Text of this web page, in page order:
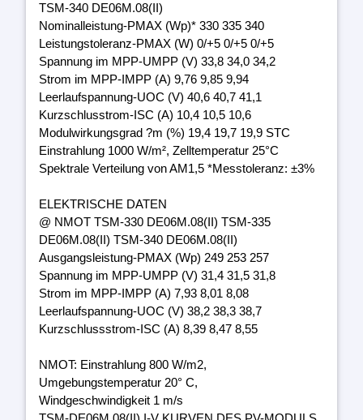
TSM-340 DE06M.08(II)
Nominalleistung-PMAX (Wp)* 330 335 340
Leistungstoleranz-PMAX (W) 0/+5 0/+5 0/+5
Spannung im MPP-UMPP (V) 33,8 34,0 34,2
Strom im MPP-IMPP (A) 9,76 9,85 9,94
Leerlaufspannung-UOC (V) 40,6 40,7 41,1
Kurzschlusstrom-ISC (A) 10,4 10,5 10,6
Modulwirkungsgrad ?m (%) 19,4 19,7 19,9 STC
Einstrahlung 1000 W/m², Zelltemperatur 25°C
Spektrale Verteilung von AM1,5 *Messtoleranz: ±3%
ELEKTRISCHE DATEN
@ NMOT TSM-330 DE06M.08(II) TSM-335
DE06M.08(II) TSM-340 DE06M.08(II)
Ausgangsleistung-PMAX (Wp) 249 253 257
Spannung im MPP-UMPP (V) 31,4 31,5 31,8
Strom im MPP-IMPP (A) 7,93 8,01 8,08
Leerlaufspannung-UOC (V) 38,2 38,3 38,7
Kurzschlussstrom-ISC (A) 8,39 8,47 8,55
NMOT: Einstrahlung 800 W/m2,
Umgebungstemperatur 20° C,
Windgeschwindigkeit 1 m/s